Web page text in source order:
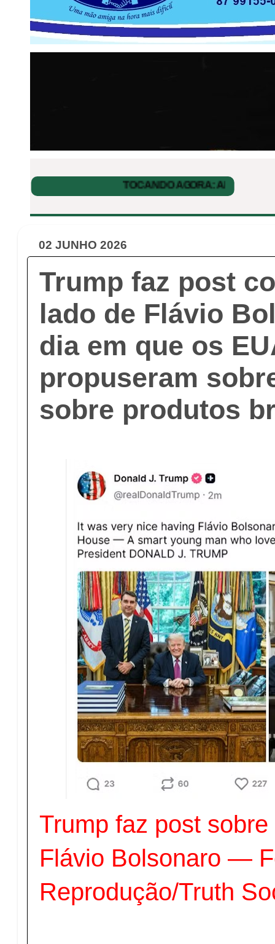
02 JUNHO 2026
Trump faz post
lado de Flávio
dia em que os
propuseram
sobre produtos
Trump faz post
Flávio Bolsonaro —
Reprodução/Truth